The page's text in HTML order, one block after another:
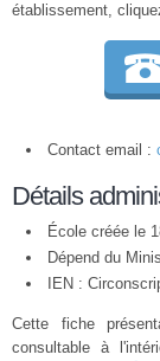
établissement,
Contact email :
Détails
École créée le
Dépend du
IEN :
Cette fiche
consultable à